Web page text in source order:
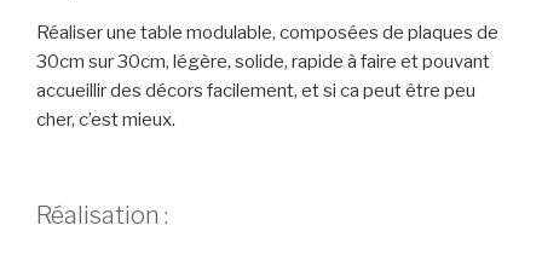
Réaliser une table modulable, composées de plaques de
30cm sur 30cm, légère, solide, rapide à faire et pouvant
accueillir des décors facilement, et si ca peut être peu
cher, c’est mieux.
Réalisation :